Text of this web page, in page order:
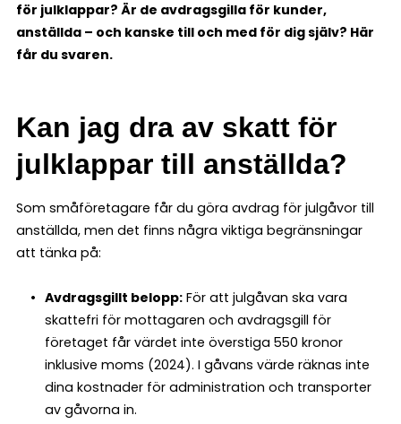
för julklappar? Är de avdragsgilla för kunder,
anställda – och kanske till och med för dig själv? Här
får du svaren.
Kan jag dra av skatt för
julklappar till anställda?
Som småföretagare får du göra avdrag för julgåvor till
anställda, men det finns några viktiga begränsningar
att tänka på:
Avdragsgillt belopp:För att julgåvan ska vara
skattefri för mottagaren och avdragsgill för
företaget får värdet inte överstiga 550 kronor
inklusive moms (2024). I gåvans värde räknas inte
dina kostnader för administration och transporter
av gåvorna in.